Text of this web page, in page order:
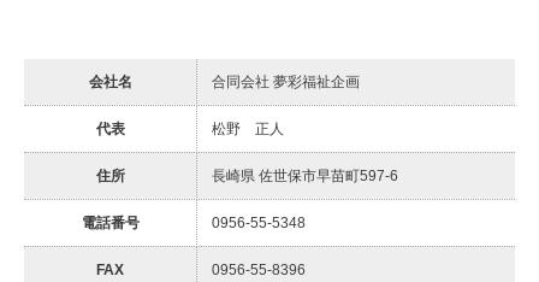
会社名 合同会社 夢彩福祉企画
代表 松野 正人
住所 長崎県 佐世保市早苗町597-6
電話番号 0956-55-5348
FAX 0956-55-8396